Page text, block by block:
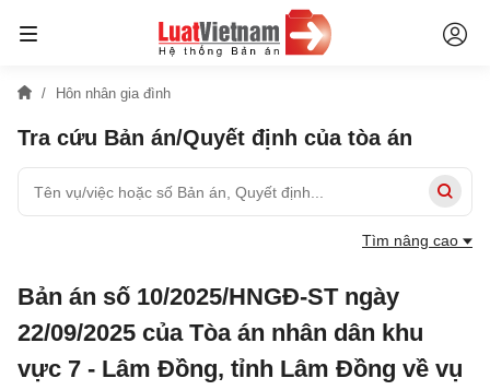
Hôn nhân gia đình
Tra cứu Bản án/Quyết định của tòa án
Tìm nâng cao
Bản án số 10/2025/HNGĐ-ST ngày
22/09/2025 của Tòa án nhân dân khu
vực 7 - Lâm Đồng, tỉnh Lâm Đồng về vụ